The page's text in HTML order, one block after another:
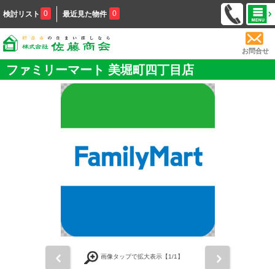
検討リスト 0 最近見た物件 0
お問合せ
ファミリーマート 美堀町四丁目店
画像タップで拡大表示【1/1】